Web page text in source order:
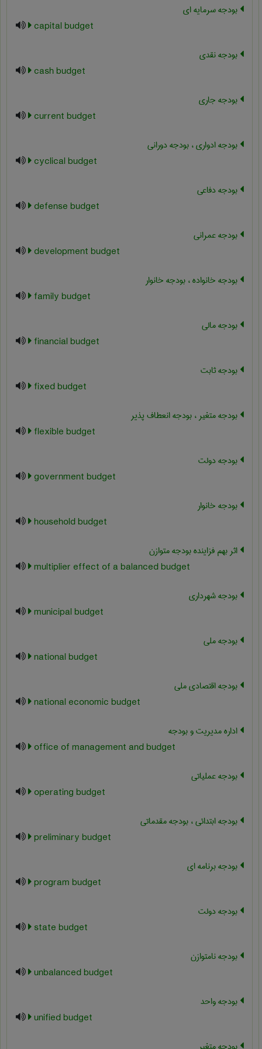
بودجه سرمایه ای
capital budget
بودجه نقدی
cash budget
بودجه جاری
current budget
بودجه ادواری ، بودجه دورانی
cyclical budget
بودجه دفاعی
defense budget
بودجه عمرانی
development budget
بودجه خانواده ، بودجه خانوار
family budget
بودجه مالی
financial budget
بودجه ثابت
fixed budget
بودجه متغیر ، بودجه انعطاف پذیر
flexible budget
بودجه دولت
government budget
بودجه خانوار
household budget
اثر بهم فزاینده بودجه متوازن
multiplier effect of a balanced budget
بودجه شهرداری
municipal budget
بودجه ملی
national budget
بودجه اقتصادی ملی
national economic budget
اداره مدیریت و بودجه
office of management and budget
بودجه عملیاتی
operating budget
بودجه ابتدائی ، بودجه مقدماتی
preliminary budget
بودجه برنامه ای
program budget
بودجه دولت
state budget
بودجه نامتوازن
unbalanced budget
بودجه واحد
unified budget